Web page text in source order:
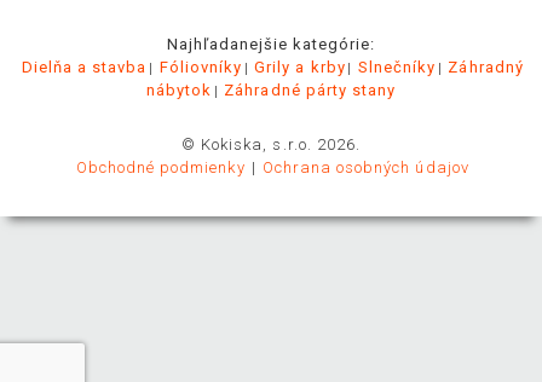
Najhľadanejšie kategórie:
Dielňa a stavba
Fóliovníky Grily a krby Slnečníky
Záhradný
nábytok
Záhradné párty stany
© Kokiska, s.r.o. 2026.
Obchodné podmienky
Ochrana osobných údajov